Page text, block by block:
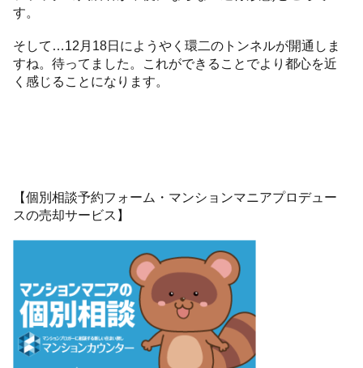
す。
そして…12月18日にようやく環二のトンネルが開通しま
すね。待ってました。これができることでより都心を近
く感じることになります。
【個別相談予約フォーム・マンションマニアプロデュー
スの売却サービス】